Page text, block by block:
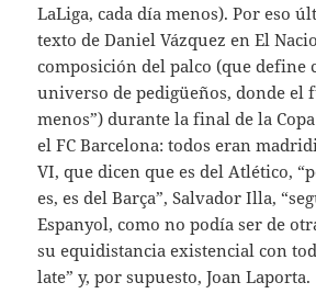
LaLiga, cada día menos). Por eso
texto de Daniel Vázquez en El
composición del palco (que define
universo de pedigüeños, donde el
menos”) durante la final de la
el FC Barcelona: todos eran
VI, que dicen que es del Atlético,
es, es del Barça”, Salvador Illa,
Espanyol, como no podía ser de
su equidistancia existencial con
late” y, por supuesto, Joan Laporta.